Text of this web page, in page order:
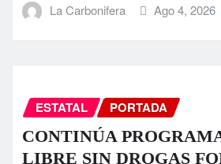
La Carbonifera Ago 4, 2026
ESTATAL PORTADA
CONTINÚA
LIBRE SIN DROGAS